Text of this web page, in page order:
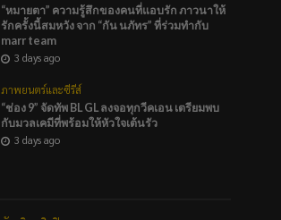
“หมายตา” ความรู้สึกของคนที่แอบรัก ภาวนาให้
รักครั้งนี้สมหวัง จาก “กัน นภัทร” ที่ร่วมทำกับ
marr team
3 days ago
ภาพยนตร์และซีรีส์
“ช่อง 9” จัดทัพ BL GL ลงจอทุกวีคเอน เตรียมพบ
กับมวลเคมีที่พร้อมให้หัวใจเต้นรัว
3 days ago